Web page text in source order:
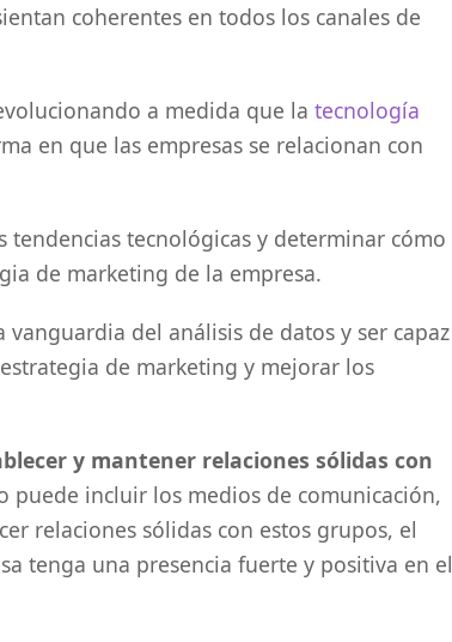
coherentes en todos los canales de
a medida que la tecnología
en que las empresas se relacionan con
tendencias tecnológicas y determinar cómo
de marketing de la empresa.
del análisis de datos y ser capaz
de marketing y mejorar los
y mantener relaciones sólidas con
puede incluir los medios de comunicación,
relaciones sólidas con estos grupos, el
tenga una presencia fuerte y positiva en el